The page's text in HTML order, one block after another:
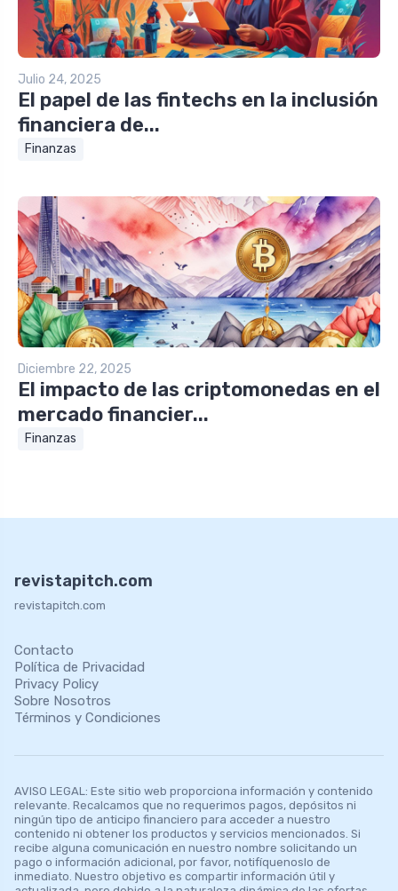
Julio 24, 2025
El papel de las fintechs en la inclusión
financiera de...
Finanzas
Diciembre 22, 2025
El impacto de las criptomonedas en el
mercado financier...
Finanzas
revistapitch.com
revistapitch.com
Contacto
Política de Privacidad
Privacy Policy
Sobre Nosotros
Términos y Condiciones
AVISO LEGAL: Este sitio web proporciona información y contenido
relevante. Recalcamos que no requerimos pagos, depósitos ni
ningún tipo de anticipo financiero para acceder a nuestro
contenido ni obtener los productos y servicios mencionados. Si
recibe alguna comunicación en nuestro nombre solicitando un
pago o información adicional, por favor, notifíquenoslo de
inmediato. Nuestro objetivo es compartir información útil y